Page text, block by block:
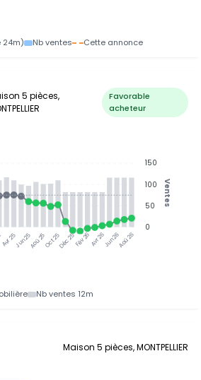
24m) Nb ventes Cette annonce
5 pièces,
Favorable
acheteur
Avr 25Jun 25Aoû 25Oct 25Déc 25Fév 26Avr 26Jun 26Aoû 26
150
100
50
0
Ventes
Nb ventes 12m
Maison 5 pièces, MONTPELLIER